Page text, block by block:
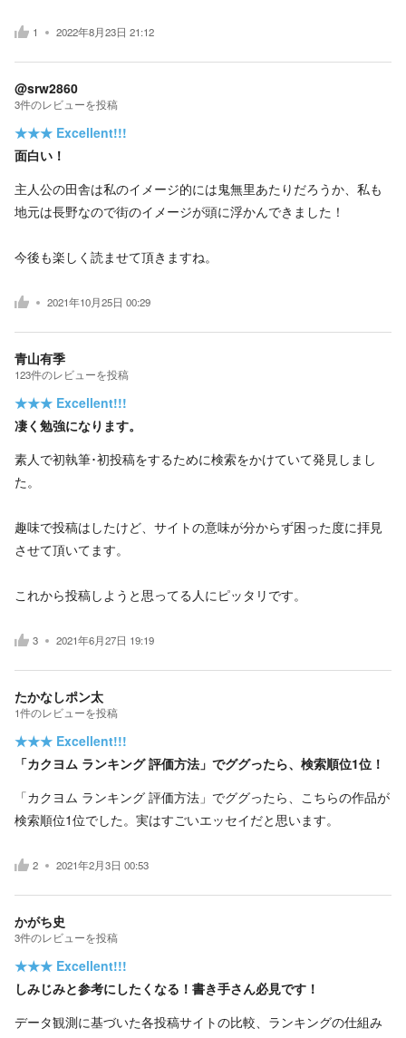
1 2022年8月23日 21:12
@srw2860
3件のレビューを投稿
★★★ Excellent!!!
面白い！
主人公の田舎は私のイメージ的には鬼無里あたりだろうか、私も
地元は長野なので街のイメージが頭に浮かんできました！
今後も楽しく読ませて頂きますね。
2021年10月25日 00:29
青山有季
123件のレビューを投稿
★★★ Excellent!!!
凄く勉強になります。
素人で初執筆･初投稿をするために検索をかけていて発見しまし
た。
趣味で投稿はしたけど、サイトの意味が分からず困った度に拝見
させて頂いてます。
これから投稿しようと思ってる人にピッタリです。
3 2021年6月27日 19:19
たかなしポン太
1件のレビューを投稿
★★★ Excellent!!!
「カクヨム ランキング 評価方法」でググったら、検索順位1位！
「カクヨム ランキング 評価方法」でググったら、こちらの作品が
検索順位1位でした。実はすごいエッセイだと思います。
2 2021年2月3日 00:53
かがち史
3件のレビューを投稿
★★★ Excellent!!!
しみじみと参考にしたくなる！書き手さん必見です！
データ観測に基づいた各投稿サイトの比較、ランキングの仕組み